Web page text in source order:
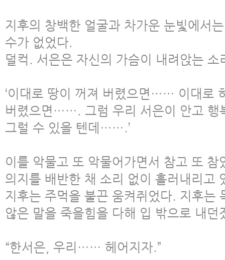
지후의 창백한 얼굴과 차가운 눈빛에서
수가 없었다.
덜컥. 서은은 자신의 가슴이 내려앉는 소
‘이대로 땅이 꺼져 버렸으면…… 이대로
버렸으면……. 그럼 우리 서은이 안고 행
그럴 수 있을 텐데…….’
이를 악물고 또 악물어가면서 참고 또 참
의지를 배반한 채 소리 없이 흘러내리고
지후는 주먹을 불끈 움켜쥐었다. 지후는
않은 말을 죽을힘을 다해 입 밖으로 내던
“한서은, 우리…… 헤어지자.”